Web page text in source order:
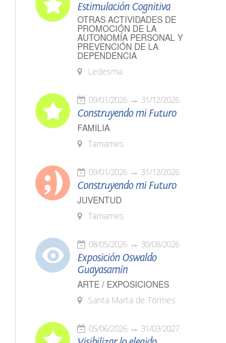
Estimulación Cognitiva
OTRAS ACTIVIDADES DE
PROMOCIÓN DE LA
AUTONOMÍA PERSONAL Y
PREVENCIÓN DE LA
DEPENDENCIA
Ledesma
09/01/2026 31/12/2026
Construyendo mi Futuro
FAMILIA
Tamames
09/01/2026 31/12/2026
Construyendo mi Futuro
JUVENTUD
Tamames
08/05/2026 30/08/2026
Exposición Oswaldo
Guayasamín
ARTE / EXPOSICIONES
Santa Marta de Tormes
05/06/2026 31/03/2027